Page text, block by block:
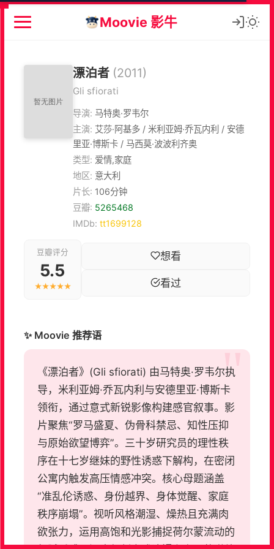
Moovie 影牛
漂泊者 (2011)
Gli sfiorati
导演: 马特奥·罗韦尔
主演: 艾莎·阿基多 / 米利亚姆·乔瓦内利 / 安德
里亚·博斯卡 / 马西莫·波波利齐奥
类型: 爱情,家庭
地区: 意大利
片长: 106分钟
豆瓣: 5265468
IMDb: tt1699128
豆瓣评分
5.5
★★★★★
想看
看过
✨ Moovie 推荐语
《漂泊者》(Gli sfiorati) 由马特奥·罗韦尔执
导，米利亚姆·乔瓦内利与安德里亚·博斯卡
领衔，通过意式新锐影像构建感官叙事。影
片聚焦“罗马盛夏、伪骨科禁忌、知性压抑
与原始欲望博弈”。三十岁研究员的理性秩
序在十七岁继妹的野性诱惑下解构，在密闭
公寓内触发高压情感冲突。核心母题涵盖
“准乱伦诱惑、身份越界、身体觉醒、家庭
秩序崩塌”。视听风格潮湿、燥热且充满肉
欲张力，运用高饱和光影捕捉荷尔蒙流动的